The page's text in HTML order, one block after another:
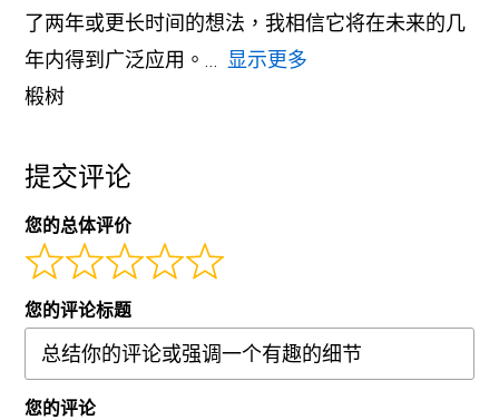
了两年或更长时间的想法，我相信它将在未来的几
年内得到广泛应用。
显示更多
椴树
提交评论
您的总体评价
您的评论标题
您的评论